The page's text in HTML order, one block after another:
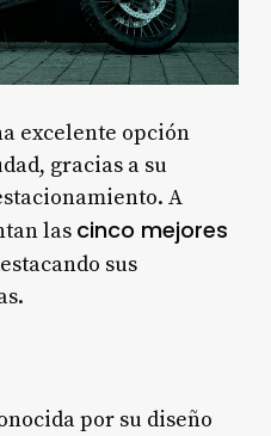
excelente opción
gracias a su
A
las cinco mejores
sus
por su diseño